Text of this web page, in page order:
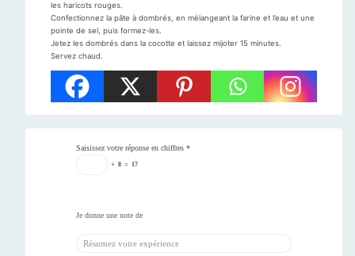
les haricots rouges.
Confectionnez la pâte à dombrés, en mélangeant la farine et l’eau et une
pointe de sel, puis formez-les.
Jetez les dombrés dans la cocotte et laissez mijoter 15 minutes.
Servez chaud.
Saisissez votre réponse en chiffres *
+ 8 = 17